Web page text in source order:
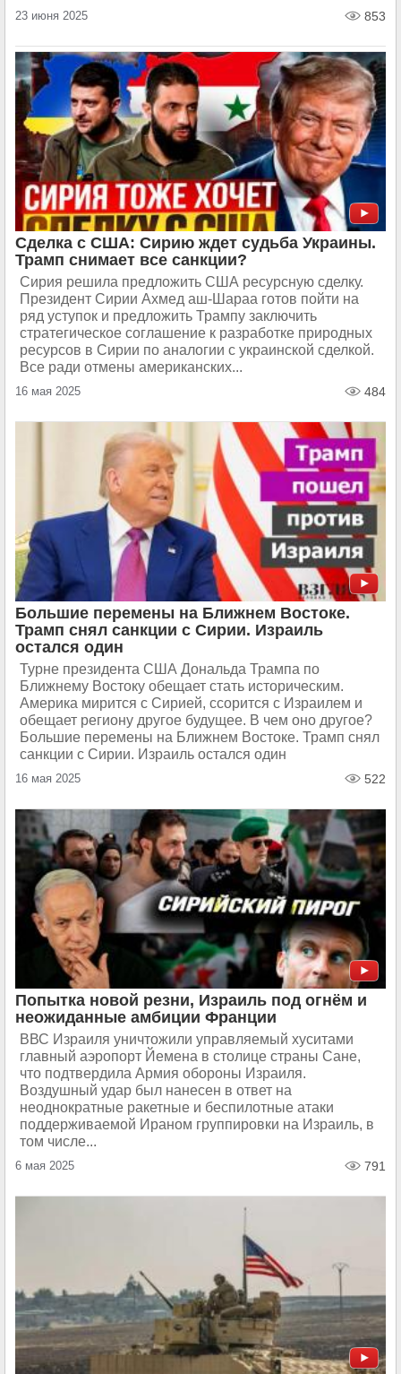
23 июня 2025 853
Сделка с США: Сирию ждет судьба Украины.
Трамп снимает все санкции?
Сирия решила предложить США ресурсную сделку.
Президент Сирии Ахмед аш-Шараа готов пойти на
ряд уступок и предложить Трампу заключить
стратегическое соглашение к разработке природных
ресурсов в Сирии по аналогии с украинской сделкой.
Все ради отмены американских...
16 мая 2025 484
Большие перемены на Ближнем Востоке.
Трамп снял санкции с Сирии. Израиль
остался один
Турне президента США Дональда Трампа по
Ближнему Востоку обещает стать историческим.
Америка мирится с Сирией, ссорится с Израилем и
обещает региону другое будущее. В чем оно другое?
Большие перемены на Ближнем Востоке. Трамп снял
санкции с Сирии. Израиль остался один
16 мая 2025 522
Попытка новой резни, Израиль под огнём и
неожиданные амбиции Франции
ВВС Израиля уничтожили управляемый хуситами
главный аэропорт Йемена в столице страны Сане,
что подтвердила Армия обороны Израиля.
Воздушный удар был нанесен в ответ на
неоднократные ракетные и беспилотные атаки
поддерживаемой Ираном группировки на Израиль, в
том числе...
6 мая 2025 791